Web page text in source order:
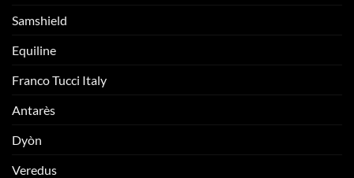
Samshield
Equiline
Franco Tucci Italy
Antarès
Dyòn
Veredus